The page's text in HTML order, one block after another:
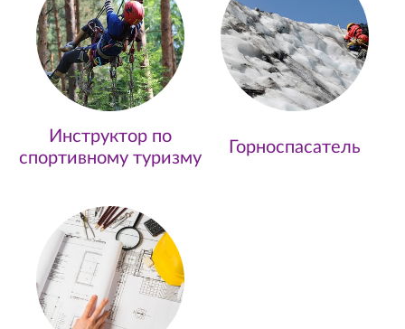
Инструктор по
спортивному туризму
Горноспасатель